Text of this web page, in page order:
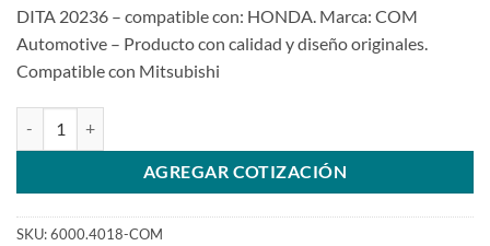
DITA 20236 – compatible con: HONDA. Marca: COM
Automotive – Producto con calidad y diseño originales.
Compatible con Mitsubishi
AGREGAR COTIZACIÓN
SKU:6000.4018-COM